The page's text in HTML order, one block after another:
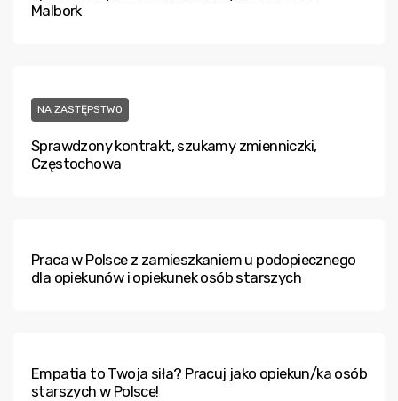
Malbork
NA ZASTĘPSTWO
Sprawdzony kontrakt, szukamy zmienniczki,
Częstochowa
Praca w Polsce z zamieszkaniem u podopiecznego
dla opiekunów i opiekunek osób starszych
Empatia to Twoja siła? Pracuj jako opiekun/ka osób
starszych w Polsce!